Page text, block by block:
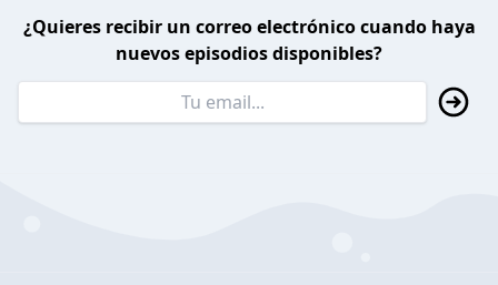
¿Quieres recibir un correo electrónico cuando haya
nuevos episodios disponibles?